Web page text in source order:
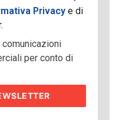
Privacye di
per conto di